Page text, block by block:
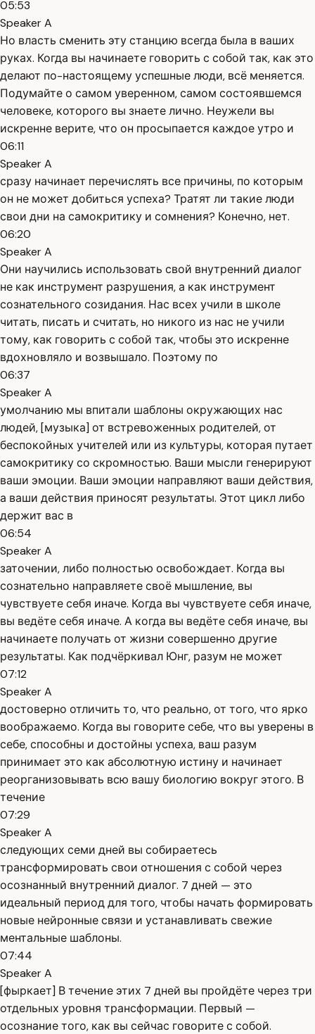
05:53
Speaker A
Но власть сменить эту станцию всегда была в ваших
руках. Когда вы начинаете говорить с собой так, как это
делают по-настоящему успешные люди, всё меняется.
Подумайте о самом уверенном, самом состоявшемся
человеке, которого вы знаете лично. Неужели вы
искренне верите, что он просыпается каждое утро и
06:11
Speaker A
сразу начинает перечислять все причины, по которым
он не может добиться успеха? Тратят ли такие люди
свои дни на самокритику и сомнения? Конечно, нет.
06:20
Speaker A
Они научились использовать свой внутренний диалог
не как инструмент разрушения, а как инструмент
сознательного созидания. Нас всех учили в школе
читать, писать и считать, но никого из нас не учили
тому, как говорить с собой так, чтобы это искренне
вдохновляло и возвышало. Поэтому по
06:37
Speaker A
умолчанию мы впитали шаблоны окружающих нас
людей, [музыка] от встревоженных родителей, от
беспокойных учителей или из культуры, которая путает
самокритику со скромностью. Ваши мысли генерируют
ваши эмоции. Ваши эмоции направляют ваши действия,
а ваши действия приносят результаты. Этот цикл либо
держит вас в
06:54
Speaker A
заточении, либо полностью освобождает. Когда вы
сознательно направляете своё мышление, вы
чувствуете себя иначе. Когда вы чувствуете себя иначе,
вы ведёте себя иначе. А когда вы ведёте себя иначе, вы
начинаете получать от жизни совершенно другие
результаты. Как подчёркивал Юнг, разум не может
07:12
Speaker A
достоверно отличить то, что реально, от того, что ярко
воображаемо. Когда вы говорите себе, что вы уверены в
себе, способны и достойны успеха, ваш разум
принимает это как абсолютную истину и начинает
реорганизовывать всю вашу биологию вокруг этого. В
течение
07:29
Speaker A
следующих семи дней вы собираетесь
трансформировать свои отношения с собой через
осознанный внутренний диалог. 7 дней — это
идеальный период для того, чтобы начать формировать
новые нейронные связи и устанавливать свежие
ментальные шаблоны.
07:44
Speaker A
[фыркает] В течение этих 7 дней вы пройдёте через три
отдельных уровня трансформации. Первый —
осознание того, как вы сейчас говорите с собой.